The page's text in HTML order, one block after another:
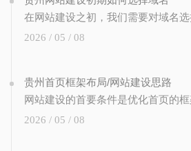
出
候，
2026 / 05 / 08
贵州首页框架布局/网站建设思路
2026 / 05 / 08